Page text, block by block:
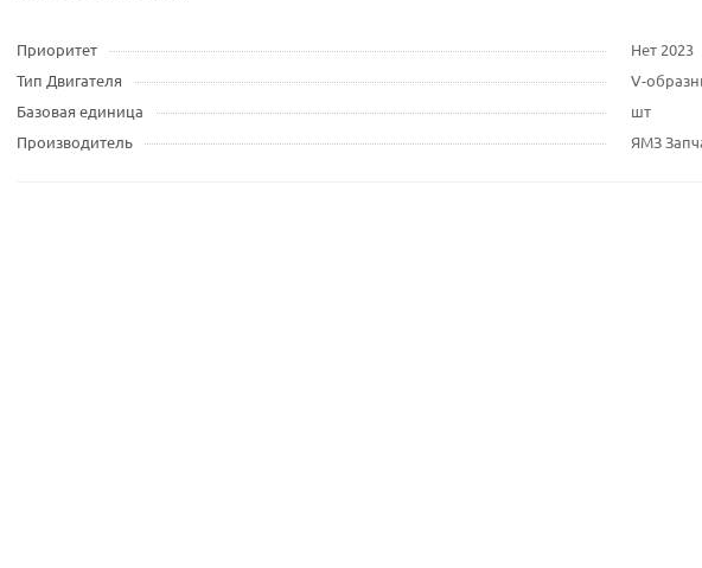
Приоритет
Нет 2023
Тип Двигателя
V-
Базовая единица
шт
Производитель
ЯМЗ